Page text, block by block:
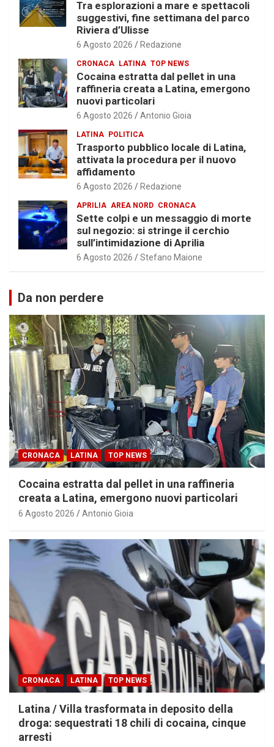
Tra esplorazioni a mare e spettacoli
suggestivi, fine settimana del parco
Riviera d’Ulisse
6 Agosto 2026 Redazione
CRONACA LATINA TOP NEWS
Cocaina estratta dal pellet in una
raffineria creata a Latina, emergono
nuovi particolari
6 Agosto 2026 Antonio Gioia
LATINA POLITICA
Trasporto pubblico locale di Latina,
attivata la procedura per il nuovo
affidamento
6 Agosto 2026 Redazione
APRILIA AREA NORD CRONACA
Sette colpi e un messaggio di morte
sul negozio: si stringe il cerchio
sull’intimidazione di Aprilia
6 Agosto 2026 Stefano Maione
Da non perdere
CRONACA LATINA TOP NEWS
Cocaina estratta dal pellet in una raffineria
creata a Latina, emergono nuovi particolari
6 Agosto 2026 Antonio Gioia
CRONACA LATINA TOP NEWS
Latina / Villa trasformata in deposito della
droga: sequestrati 18 chili di cocaina, cinque
arresti